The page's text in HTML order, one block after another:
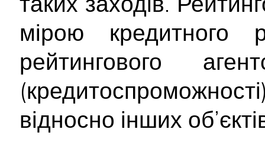
мірою
рейтингового
відносно інших